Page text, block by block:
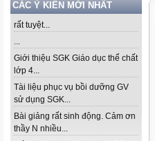
CÁC Ý KIẾN MỚI NHẤT
rất tuyệt...
...
Giới thiệu SGK Giáo dục thể chất
lớp 4...
Tài liệu phục vụ bồi dưỡng GV
sử dụng SGK...
Bài giảng rất sinh động. Cảm ơn
thầy N nhiều...